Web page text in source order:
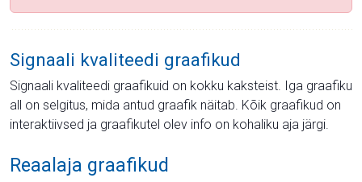
Signaali kvaliteedi graafikud
Signaali kvaliteedi graafikuid on kokku kaksteist. Iga graafiku
all on selgitus, mida antud graafik näitab. Kõik graafikud on
interaktiivsed ja graafikutel olev info on kohaliku aja järgi.
Reaalaja graafikud